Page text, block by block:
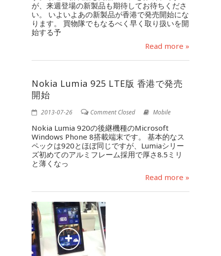
が、来週登場の新製品も期待してお待ちくださ
い。 いよいよあの新製品が香港で発売開始にな
ります。 買物隊でもなるべく早く取り扱いを開
始する予
Read more »
Nokia Lumia 925 LTE版 香港で発売
開始
2013-07-26 Comment Closed Mobile
Nokia Lumia 920の後継機種のMicrosoft
Windows Phone 8搭載端末です。 基本的なス
ペックは920とほぼ同じですが、Lumiaシリー
ズ初めてのアルミフレーム採用で厚さ8.5ミリ
と薄くなっ
Read more »